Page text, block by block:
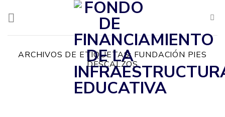
ARCHIVOS DE ETIQUETAS: FUNDACIÓN PIES
DESCALZOS